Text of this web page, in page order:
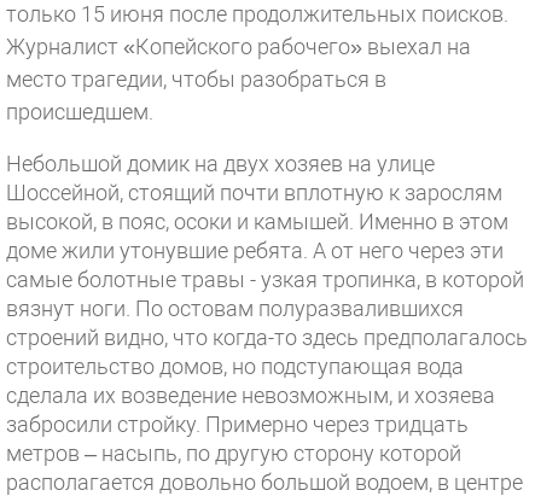
только 15 июня после продолжительных поисков.
Журналист «Копейского рабочего» выехал на
место трагедии, чтобы разобраться в
происшедшем.
Небольшой домик на двух хозяев на улице
Шоссейной, стоящий почти вплотную к зарослям
высокой, в пояс, осоки и камышей. Именно в этом
доме жили утонувшие ребята. А от него через эти
самые болотные травы - узкая тропинка, в которой
вязнут ноги. По остовам полуразвалившихся
строений видно, что когда-то здесь предполагалось
строительство домов, но подступающая вода
сделала их возведение невозможным, и хозяева
забросили стройку. Примерно через тридцать
метров – насыпь, по другую сторону которой
располагается довольно большой водоем, в центре